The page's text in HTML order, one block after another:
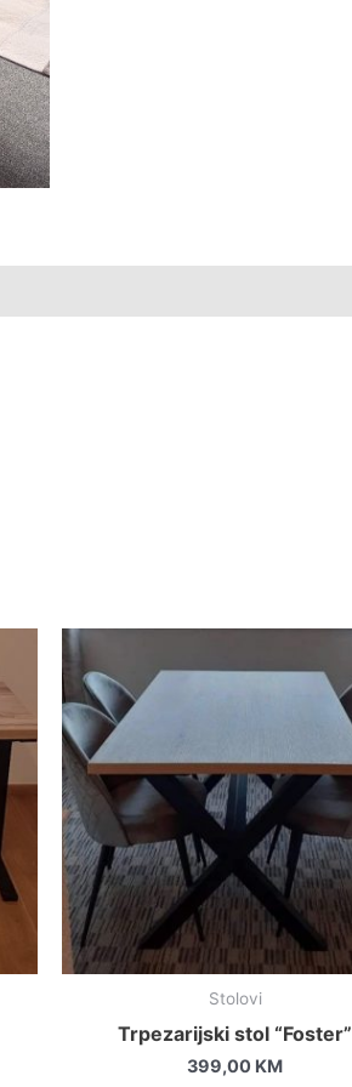
Stolovi
Trpezarijski stol “Foster”
399,00 KM